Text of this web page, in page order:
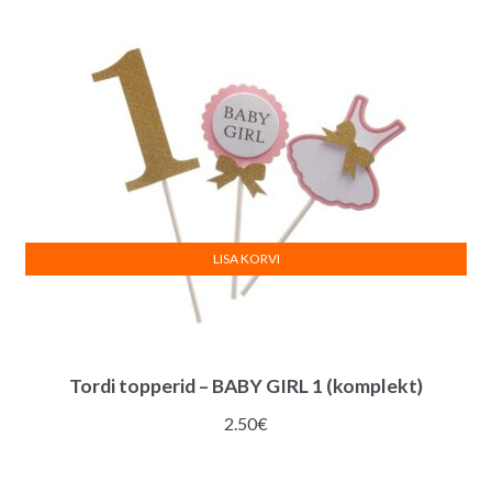
Tordi topperid – BABY GIRL 1 (komplekt)
2.50€
LISA KORVI